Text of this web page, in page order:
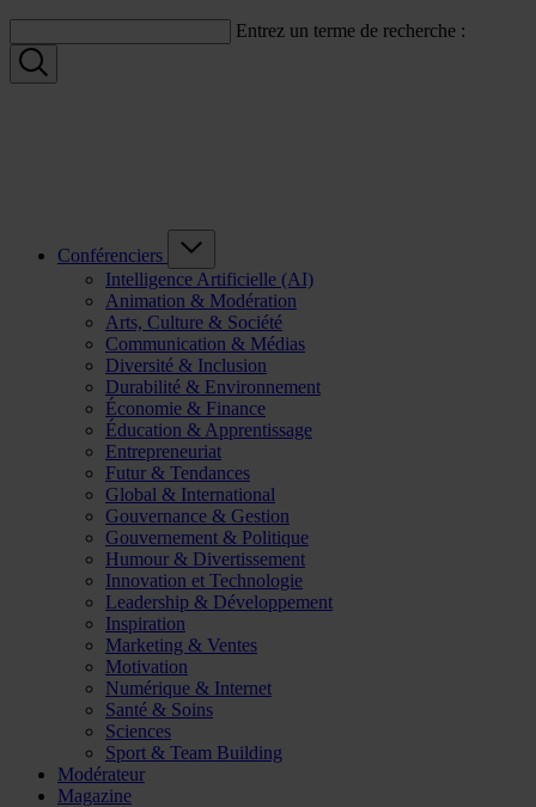
Entrez un terme de recherche :
Conférenciers
Intelligence Artificielle (AI)
Animation & Modération
Arts, Culture & Société
Communication & Médias
Diversité & Inclusion
Durabilité & Environnement
Économie & Finance
Éducation & Apprentissage
Entrepreneuriat
Futur & Tendances
Global & International
Gouvernance & Gestion
Gouvernement & Politique
Humour & Divertissement
Innovation et Technologie
Leadership & Développement
Inspiration
Marketing & Ventes
Motivation
Numérique & Internet
Santé & Soins
Sciences
Sport & Team Building
Modérateur
Magazine